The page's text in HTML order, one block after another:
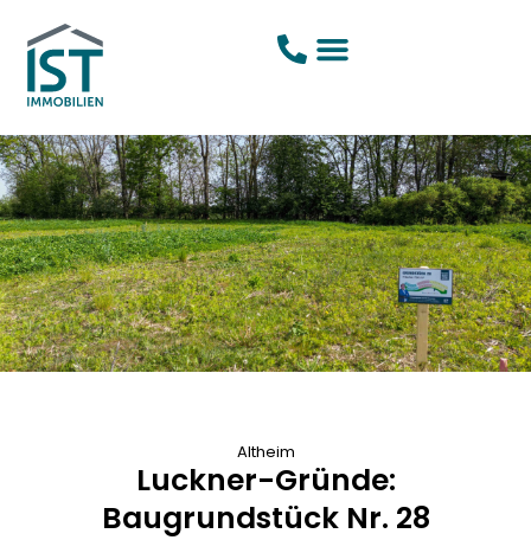
Altheim
Luckner-Gründe:
Baugrundstück Nr. 28